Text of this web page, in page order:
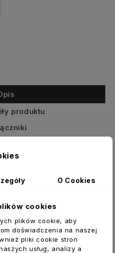
produktu
umożliwia
powietrza
O Cookies
cookies
plików cookie, aby
doświadczenia na naszej
pliki cookie stron
usług, analizy a